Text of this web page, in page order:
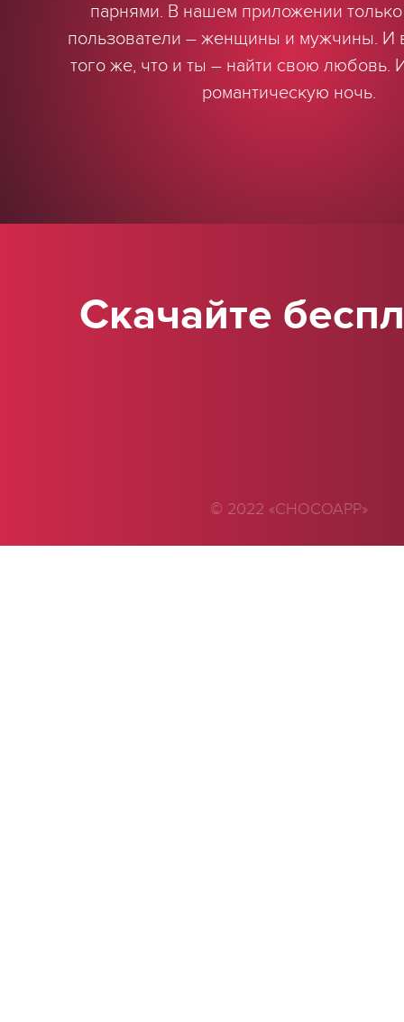
парнями. В нашем приложении
пользователи – женщины и мужчины. И
того же, что и ты – найти свою любовь.
романтическую ночь.
Скачайте
© 2022 «CHOCOAPP»